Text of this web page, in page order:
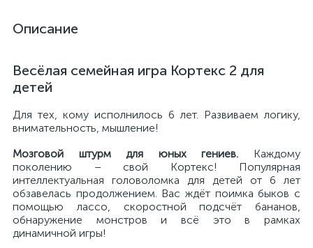
Описание
Весёлая семейная игра Кортекс 2 для
детей
Для тех, кому исполнилось 6 лет. Развиваем логику,
внимательность, мышление!
Мозговой штурм для юных гениев. Каждому
поколению – свой Кортекс! Популярная
интеллектуальная головоломка для детей от 6 лет
обзавелась продолжением. Вас ждёт поимка быков с
помощью лассо, скоростной подсчёт бананов,
обнаружение монстров и всё это в рамках
динамичной игры!